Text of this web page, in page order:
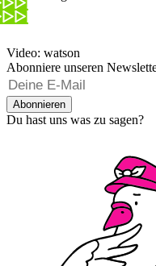
Video: watson
Abonniere unseren
Abonnieren
Du hast uns was zu sagen?